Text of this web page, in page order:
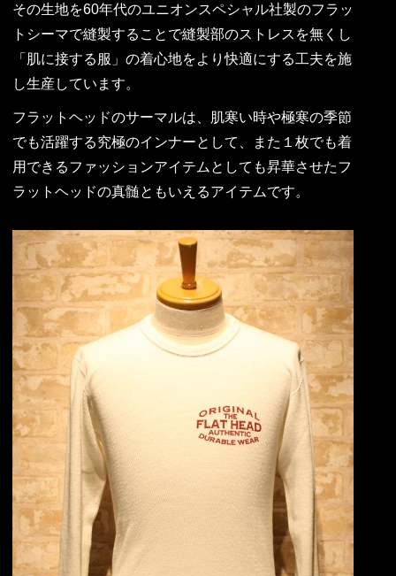
その生地を60年代のユニオンスペシャル社製のフラッ
トシーマで縫製することで縫製部のストレスを無くし
「肌に接する服」の着心地をより快適にする工夫を施
し生産しています。
フラットヘッドのサーマルは、肌寒い時や極寒の季節
でも活躍する究極のインナーとして、また１枚でも着
用できるファッションアイテムとしても昇華させたフ
ラットヘッドの真髄ともいえるアイテムです。